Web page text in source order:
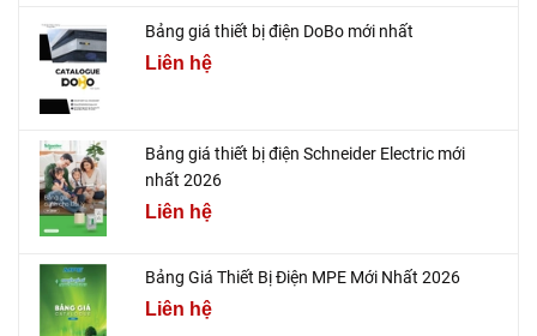
Bảng giá thiết bị điện DoBo mới nhất
Liên hệ
Bảng giá thiết bị điện Schneider Electric mới
nhất 2026
Liên hệ
Bảng Giá Thiết Bị Điện MPE Mới Nhất 2026
Liên hệ